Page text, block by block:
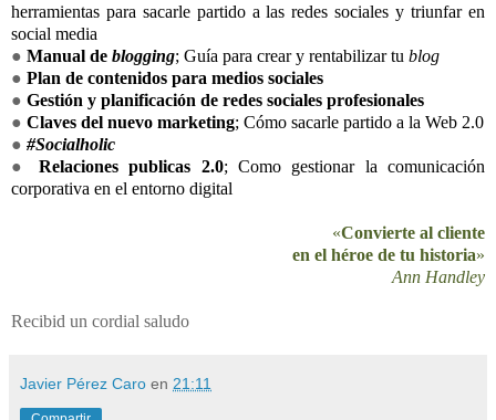
herramientas para sacarle partido a las redes sociales y triunfar en
social media
● Manual de blogging; Guía para crear y rentabilizar tu blog
● Plan de contenidos para medios sociales
● Gestión y planificación de redes sociales profesionales
● Claves del nuevo marketing; Cómo sacarle partido a la Web 2.0
● #Socialholic
● Relaciones publicas 2.0; Como gestionar la comunicación
corporativa en el entorno digital
«Convierte al cliente
en el héroe de tu historia»
Ann Handley
Recibid un cordial saludo
Javier Pérez Caro en 21:11